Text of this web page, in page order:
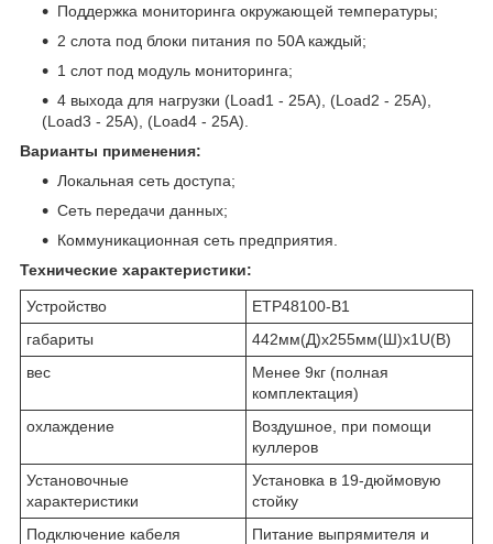
Поддержка мониторинга окружающей температуры;
2 слота под блоки питания по 50A каждый;
1 слот под модуль мониторинга;
4 выхода для нагрузки (Load1 - 25A), (Load2 - 25A),
(Load3 - 25A), (Load4 - 25A).
Варианты применения:
Локальная сеть доступа;
Сеть передачи данных;
Коммуникационная сеть предприятия.
Технические характеристики:
Устройство
ETP48100-B1
габариты
442мм(Д)х255мм(Ш)х1U(В)
вес
Менее 9кг (полная
комплектация)
охлаждение
Воздушное, при помощи
куллеров
Установочные
характеристики
Установка в 19-дюймовую
стойку
Подключение кабеля
Питание выпрямителя и